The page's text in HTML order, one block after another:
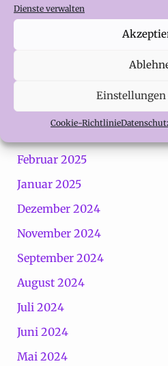
Dienste verwalten
Einstellungen
Cookie-Richtlinie
Dezember 2025
Mai 2025
Februar 2025
Januar 2025
Dezember 2024
November 2024
September 2024
August 2024
Juli 2024
Juni 2024
Mai 2024